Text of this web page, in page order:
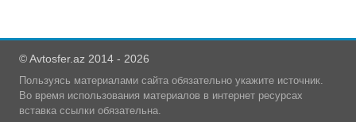
© Avtosfer.az 2014 - 2026
Пользуясь материалами сайта обязательно укажите источник.
Во время использования материалов в интернет ресурсах
вставка ссылки обязательна.